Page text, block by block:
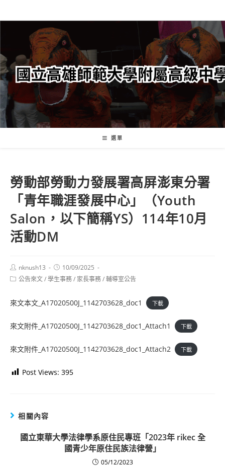
轉
要
內
容
選單
勞動部勞動力發展署高屏澎東分署
「青年職涯發展中心」（Youth
Salon，以下簡稱YS）114年10月
活動DM
Post
author:
nknush13
Post
published:
10/09/2025
Post公告來文/學生事務/ 家長事務/輔導室公告
來文本文_A17020500J_1142703628_doc1 下載
來文附件_A17020500J_1142703628_doc1_Attach1 下載
來文附件_A17020500J_1142703628_doc1_Attach2 下載
Post Views: 395
相關內容
國立東華大學法律學系原住民專班「2023年 rikec 全
國青少年原住民族法律營」
05/12/2023